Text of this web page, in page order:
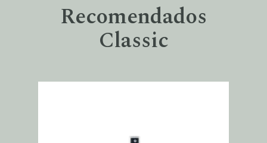
Recomendados
Classic